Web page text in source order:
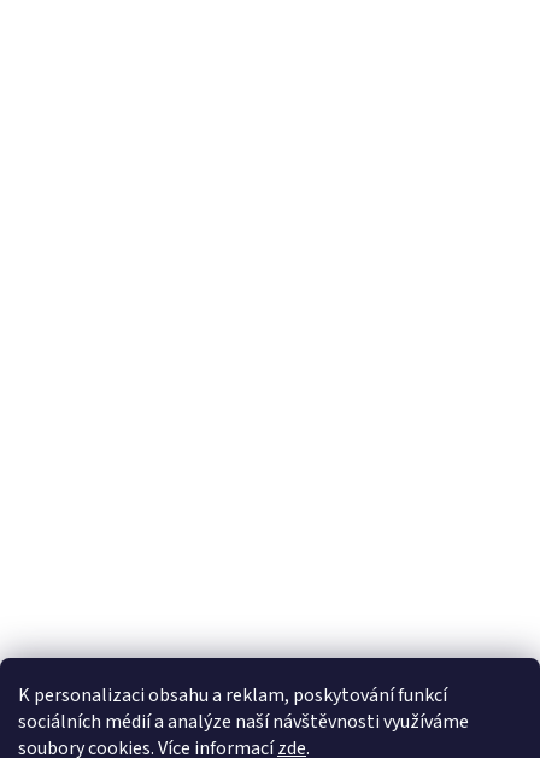
K personalizaci obsahu a reklam, poskytování funkcí
sociálních médií a analýze naší návštěvnosti využíváme
soubory cookies. Více informacízde.